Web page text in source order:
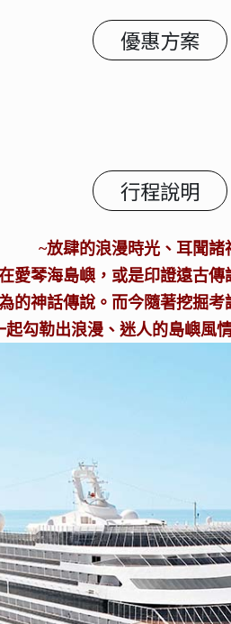
優惠方案
行程說明
~放肆的浪漫時光、耳聞諸
愛琴海島嶼，或是印證遠古
的神話傳說。而今隨著挖掘
勾勒出浪漫、迷人的島嶼風